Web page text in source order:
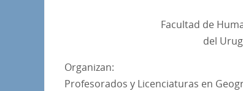
Facultad de
del
Organizan:
Profesorados y Licenciaturas en